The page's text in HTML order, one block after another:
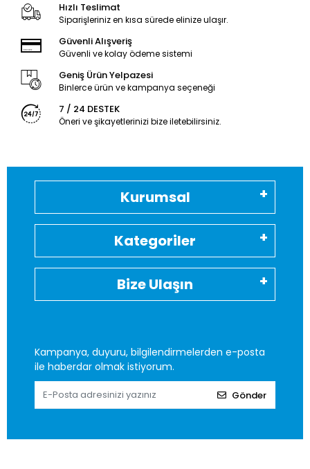
Hızlı Teslimat
Siparişleriniz en kısa sürede elinize ulaşır.
Güvenli Alışveriş
Güvenli ve kolay ödeme sistemi
Geniş Ürün Yelpazesi
Binlerce ürün ve kampanya seçeneği
7 / 24 DESTEK
Öneri ve şikayetlerinizi bize iletebilirsiniz.
Kurumsal
Kategoriler
Bize Ulaşın
Kampanya, duyuru, bilgilendirmelerden e-posta
ile haberdar olmak istiyorum.
Gönder